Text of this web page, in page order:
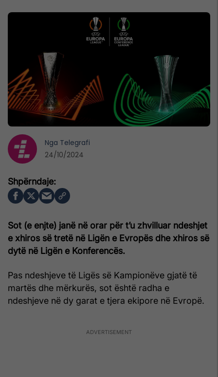
Sot (e enjte) janë në orar për t’u zhvilluar ndeshjet
e xhiros së tretë në Ligën e Evropës dhe xhiros së
dytë në Ligën e Konferencës.
Pas ndeshjeve të Ligës së Kampionëve gjatë të
martës dhe mërkurës, sot është radha e
ndeshjeve në dy garat e tjera ekipore në Evropë.
Nga Telegrafi
24/10/2024